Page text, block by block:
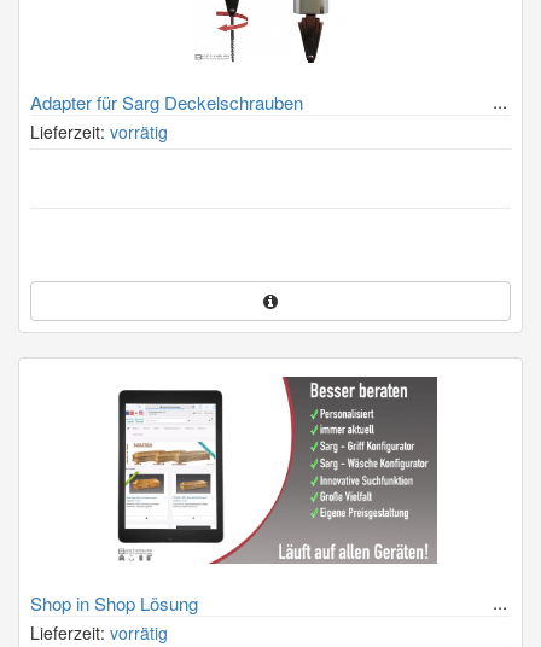
Adapter für Sarg Deckelschrauben
Lieferzeit: vorrätig
Shop in Shop Lösung
Lieferzeit: vorrätig